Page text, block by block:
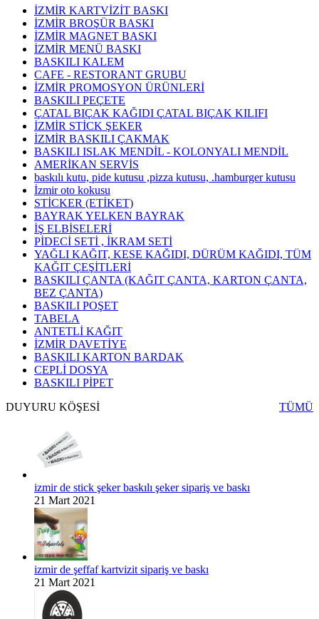
İZMİR KARTVİZİT BASKI
İZMİR BROŞÜR BASKI
İZMİR MAGNET BASKI
İZMİR MENÜ BASKI
BASKILI KALEM
CAFE - RESTORANT GRUBU
İZMİR PROMOSYON ÜRÜNLERİ
BASKILI PEÇETE
ÇATAL BIÇAK KAĞIDI ÇATAL BIÇAK KILIFI
İZMİR STİCK ŞEKER
İZMİR BASKILI ÇAKMAK
BASKILI ISLAK MENDİL - KOLONYALI MENDİL
AMERİKAN SERVİS
baskılı kutu, pide kutusu ,pizza kutusu, .hamburger kutusu
İzmir oto kokusu
STİCKER (ETİKET)
BAYRAK YELKEN BAYRAK
İŞ ELBİSELERİ
PİDECİ SETİ , İKRAM SETİ
YAĞLI KAĞIT, KESE KAĞIDI, DÜRÜM KAĞIDI, TÜM
KAĞIT ÇEŞİTLERİ
BASKILI ÇANTA (KAĞIT ÇANTA, KARTON ÇANTA,
BEZ ÇANTA)
BASKILI POŞET
TABELA
ANTETLİ KAĞIT
İZMİR DAVETİYE
BASKILI KARTON BARDAK
CEPLİ DOSYA
BASKILI PİPET
DUYURU KÖŞESİ
TÜMÜ
izmir de stick şeker baskılı şeker sipariş ve baskı
21 Mart 2021
izmir de şeffaf kartvizit sipariş ve baskı
21 Mart 2021